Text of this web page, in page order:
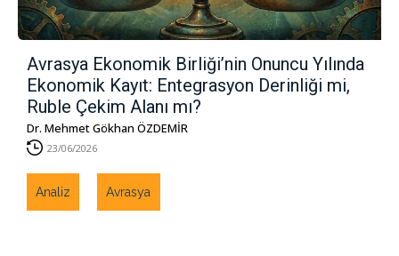
Avrasya Ekonomik Birliği’nin Onuncu Yılında
Ekonomik Kayıt: Entegrasyon Derinliği mi,
Ruble Çekim Alanı mı?
Dr. Mehmet Gökhan ÖZDEMİR
23/06/2026
Analiz Avrasya